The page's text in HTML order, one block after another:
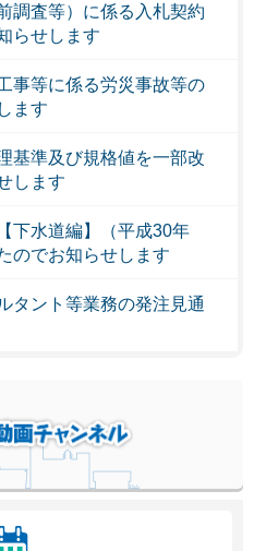
調査等）に係る入札契約
らせします
事等に係る労災事故等の
ます
基準及び規格値を一部改
します
下水道編】（平成30年
のでお知らせします
タント等業務の発注見通